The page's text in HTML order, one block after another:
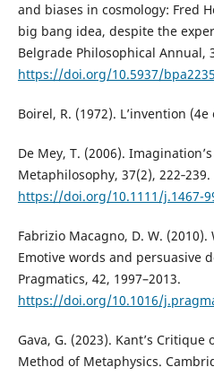
and biases in cosmology: Fred
big bang idea, despite the
Belgrade Philosophical Annual,
https://doi.org/10.5937/
Boirel, R. (1972). L’invention (4e
De Mey, T. (2006).
Metaphilosophy, 37(2), 222‑239.
https://doi.org/10.1111/j.1467-
Fabrizio Macagno, D. W.
Emotive words and persuasive
Pragmatics, 42, 1997–2013.
https://doi.org/10.1016/
Gava, G. (2023). Kant’s Critique
Method of Metaphysics.